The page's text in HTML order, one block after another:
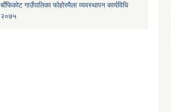
बाँफिकोट गाउँपालिका फोहोरमैला व्यवस्थापन कार्यविधि
२०७५